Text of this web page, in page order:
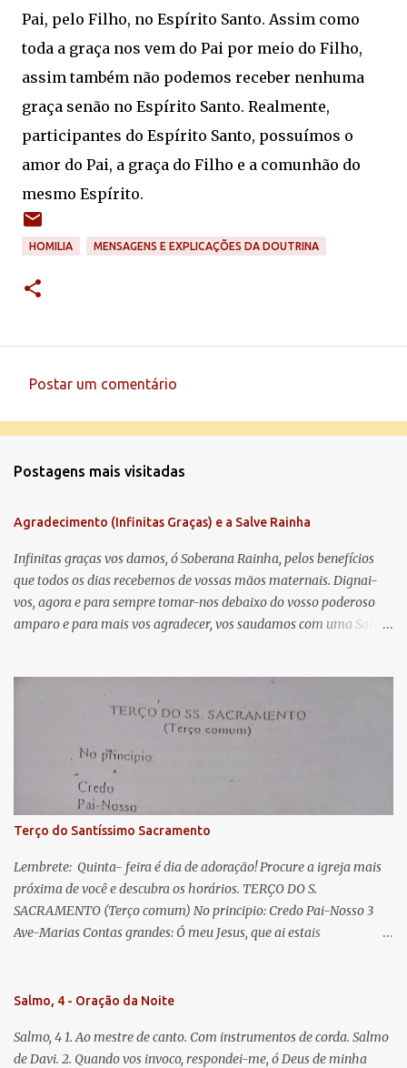
Pai, pelo Filho, no Espírito Santo. Assim como
toda a graça nos vem do Pai por meio do Filho,
assim também não podemos receber nenhuma
graça senão no Espírito Santo. Realmente,
participantes do Espírito Santo, possuí­mos o
amor do Pai, a graça do Filho e a comunhão do
mesmo Espírito.
HOMILIA MENSAGENS E EXPLICAÇÕES DA DOUTRINA
e
t
á
r
i
o
Postar um comentário
Postagens mais visitadas
Agradecimento (Infinitas Graças) e a Salve Rainha
Infinitas graças vos damos, ó Soberana Rainha, pelos benefícios
que todos os dias recebemos de vossas mãos maternais. Dignai-
vos, agora e para sempre tomar-nos debaixo do vosso poderoso
amparo e para mais vos agradecer, vos saudamos com uma Salve
lágrimas. Eia, pois, Advogada nossa, estes vossos olhos
misericordiosos a nós volvei, e depois deste desterro, mostrai-nos
Jesus. Bendito é o fruto do vosso ventre, ó clemente, ó piedosa, ó
doce e sempre Virgem Maria. Rogai por nós Santa Mãe de Deus.
Para que sejamos dignos das promessas de Cristo. Amém.
Terço do Santíssimo Sacramento
Lembrete: Quinta- feira é dia de adoração! Procure a igreja mais
próxima de você e descubra os horários. TERÇO DO S.
SACRAMENTO (Terço comum) No principio: Credo Pai-Nosso 3
Ave-Marias Contas grandes: Ó meu Jesus, que ai estais
Vós morra eu! Nas contas pequenas: Sacramento de Amor!
que nos salva, dá-nos Vossa força, Vosso perdão e a Vossa
misericórdia. (no fim) Rezar 3 vezes: Louvores e graças se deem a
Salmo, 4 - Oração da Noite
Salmo, 4 1. Ao mestre de canto. Com instrumentos de corda. Salmo
de Davi. 2. Quando vos invoco, respondei-me, ó Deus de minha